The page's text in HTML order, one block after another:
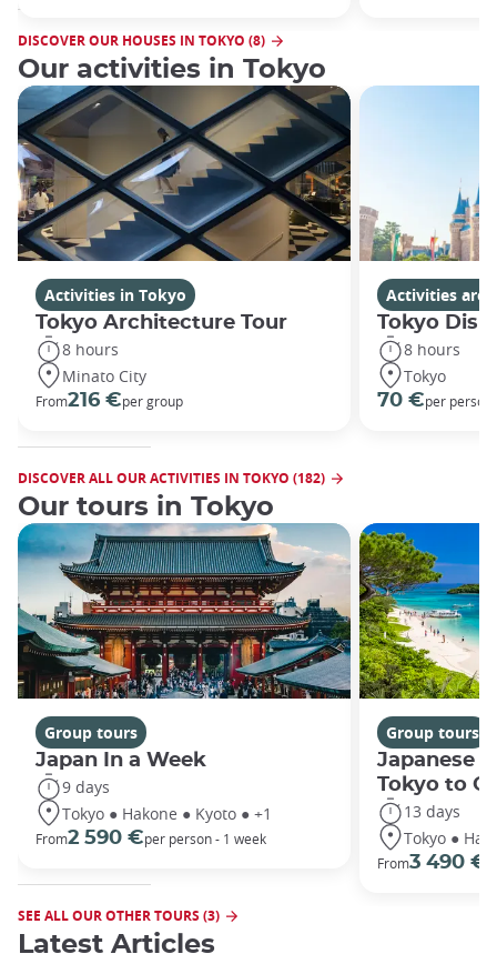
DISCOVER OUR HOUSES IN TOKYO (8)
Our activities in Tokyo
Activities in Tokyo
Tokyo Architecture Tour
8 hours
Minato City
From216 €per group
Activities
Tokyo
8 hours
Tokyo
70 €per person
DISCOVER ALL OUR ACTIVITIES IN TOKYO (182)
Our tours in Tokyo
Group tours
Japan In a Week
9 days
Tokyo ● Hakone ● Kyoto ● +1
From2 590 €per person - 1 week
Group tours
Japanese
Tokyo to
13 days
Tokyo ●
From3 490 €
SEE ALL OUR OTHER TOURS (3)
Latest Articles